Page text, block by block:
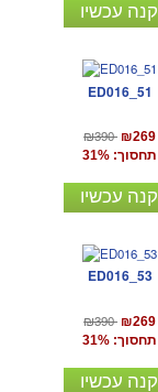
קנה עכשיו
ED016_51
₪390 ₪269
תחסוך: 31%
קנה עכשיו
ED016_53
₪390 ₪269
תחסוך: 31%
קנה עכשיו